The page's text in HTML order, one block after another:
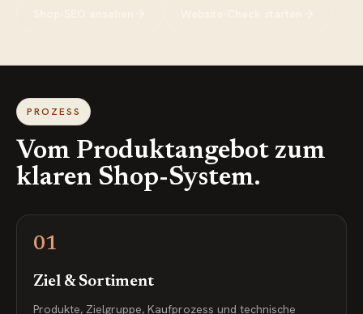
PROZESS
Vom Produktangebot zum
klaren Shop-System.
01
Ziel & Sortiment
Produkte, Zielgruppe, Kaufprozess und technische